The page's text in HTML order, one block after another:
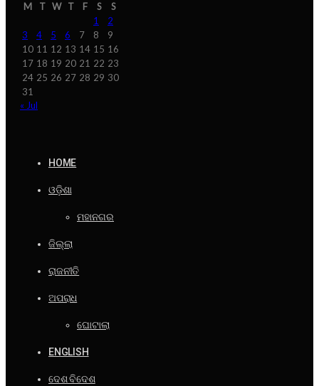
M T W T F S
S
1
2
3
4 5 6 7 8
9
10 11 12 13 14 15 16
17 18 19 20 21 22 23
24 25 26 27 28 29 30
31
« Jul
HOME
ଓଡ଼ିଶା
ମହାନଗର
ଜିଲ୍ଲା
ରାଜନୀତି
ଅପରାଧ
ଘୋଟାଲା
ENGLISH
ଦେଶ ବିଦେଶ